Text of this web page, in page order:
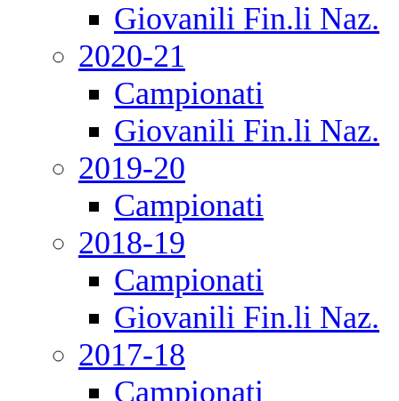
Giovanili Fin.li Naz.
2020-21
Campionati
Giovanili Fin.li Naz.
2019-20
Campionati
2018-19
Campionati
Giovanili Fin.li Naz.
2017-18
Campionati